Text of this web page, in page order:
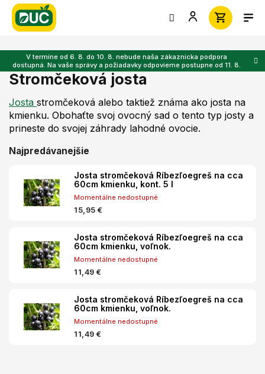
Prejsť
obsah
V termíne od 6. 8. do 10. 8. nebude naša zákaznícka podpora
dostupná. Na vaše správy a požiadavky odpovieme postupne od 11. 8.
Stromčeková josta
Josta stromčeková alebo taktiež známa ako josta na
kmienku. Obohaťte svoj ovocný sad o tento typ josty a
prineste do svojej záhrady lahodné ovocie.
Najpredávanejšie
Josta stromčeková Ríbezľoegreš na cca
60cm kmienku, kont. 5 l
Momentálne nedostupné
15,95 €
Josta stromčeková Ríbezľoegreš na cca
60cm kmienku, voľnok.
Momentálne nedostupné
11,49 €
Josta stromčeková Ríbezľoegreš na cca
60cm kmienku, voľnok.
Momentálne nedostupné
11,49 €